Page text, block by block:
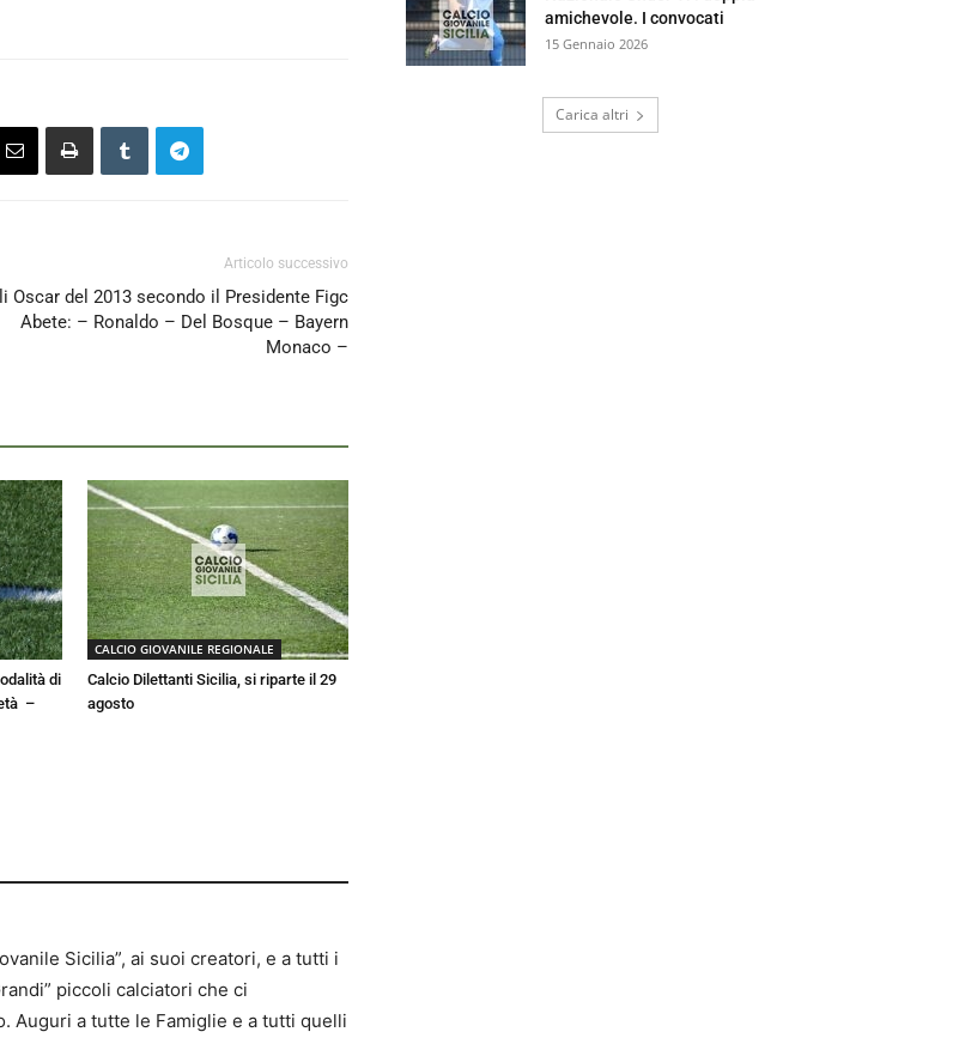
Articolo successivo
Oscar del 2013 secondo il Presidente Figc
Abete: – Ronaldo – Del Bosque – Bayern
Monaco –
di
–
CALCIO GIOVANILE REGIONALE
Calcio Dilettanti Sicilia, si riparte il 29
agosto
Sicilia”, ai suoi creatori, e a tutti i
piccoli calciatori che ci
Auguri a tutte le Famiglie e a tutti quelli
amichevole. I convocati
15 Gennaio 2026
Carica altri